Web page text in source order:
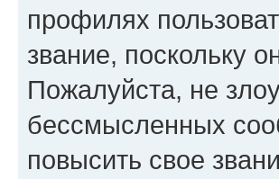
профилях
звание, поскольку
Пожалуйста, не
бессмысленных
повысить свое